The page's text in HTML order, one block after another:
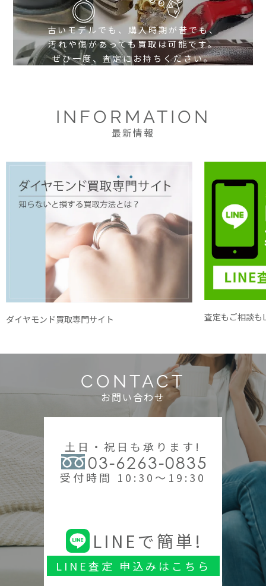
古いモデルでも、購入時期が昔でも、
汚れや傷があっても買取は可能です。
ぜひ一度、査定にお持ちください。
INFORMATION
最新情報
ダイヤモンド買取専門サイト 査定もご相談も
CONTACT
お問い合わせ
土日・祝日も承ります!
03-6263-0835
受付時間 10:30～19:30
LINEで簡単!
LINE査定 申込みはこちら